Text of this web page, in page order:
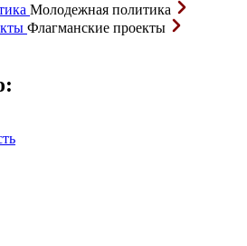
Молодежная политика
Флагманские проекты